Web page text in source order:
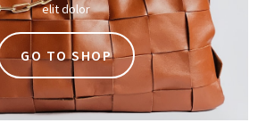
elit dolor
GO TO SHOP